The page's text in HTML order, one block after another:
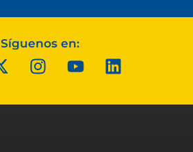
Síguenos en: